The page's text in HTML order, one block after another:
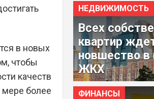
в новых
чтобы
качеств
мере более
НЕДВИЖИМОСТЬ
Всех
квартир
новшество в
ЖКХ
ФИНАНСЫ